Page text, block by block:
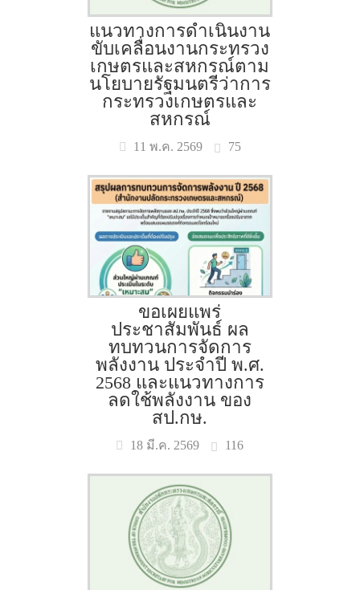
แนวทางการดำเนินงาน
ขับเคลื่อนงานกระทรวง
เกษตรและสหกรณ์ตาม
นโยบายรัฐมนตรีว่าการ
กระทรวงเกษตรและ
สหกรณ์
11 พ.ค. 2569 75
ขอเผยแพร่
ประชาสัมพันธ์ ผล
ทบทวนการจัดการ
พลังงาน ประจำปี พ.ศ.
2568 และแนวทางการ
ลดใช้พลังงาน ของ
สป.กษ.
18 มี.ค. 2569 116